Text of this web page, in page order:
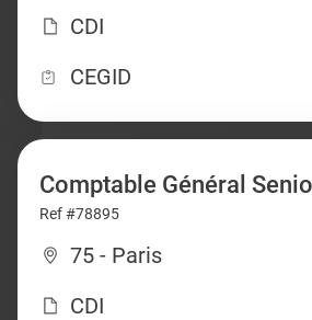
CDI
CEGID
Comptable Général
Ref #78895
75 - Paris
CDI